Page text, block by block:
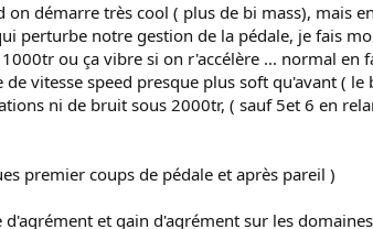
démarre très cool ( plus de bi mass), mais
perturbe notre gestion de la pédale, je fais
ou ça vibre si on r'accélère ... normal en
vitesse speed presque plus soft qu'avant ( le
ni de bruit sous 2000tr, ( sauf 5et 6 en
premier coups de pédale et après pareil )
et gain d'agrément sur les